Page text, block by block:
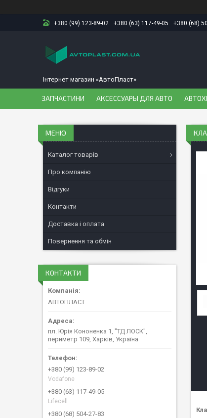
+380 (99) 123-89-02 +380 (63) 117-49-05 +380 (68)
Інтернет магазин «АвтоПласт»
ЗАПЧАСТИНИ АКСЕССУАРЫ ДЛЯ АВТО
Каталог товарів
Про компанію
Відгуки
Контакти
Доставка і оплата
Повернення та обмін
КОНТАКТИ
АВТОПЛАСТ
пл. Юрія Кононенка 1, "ТД ЛОСК",
периметр 109, Харків, Україна
+380 (99) 123-89-02
Vodafone
+380 (63) 117-49-05
Lifecell
+380 (68) 504-27-83